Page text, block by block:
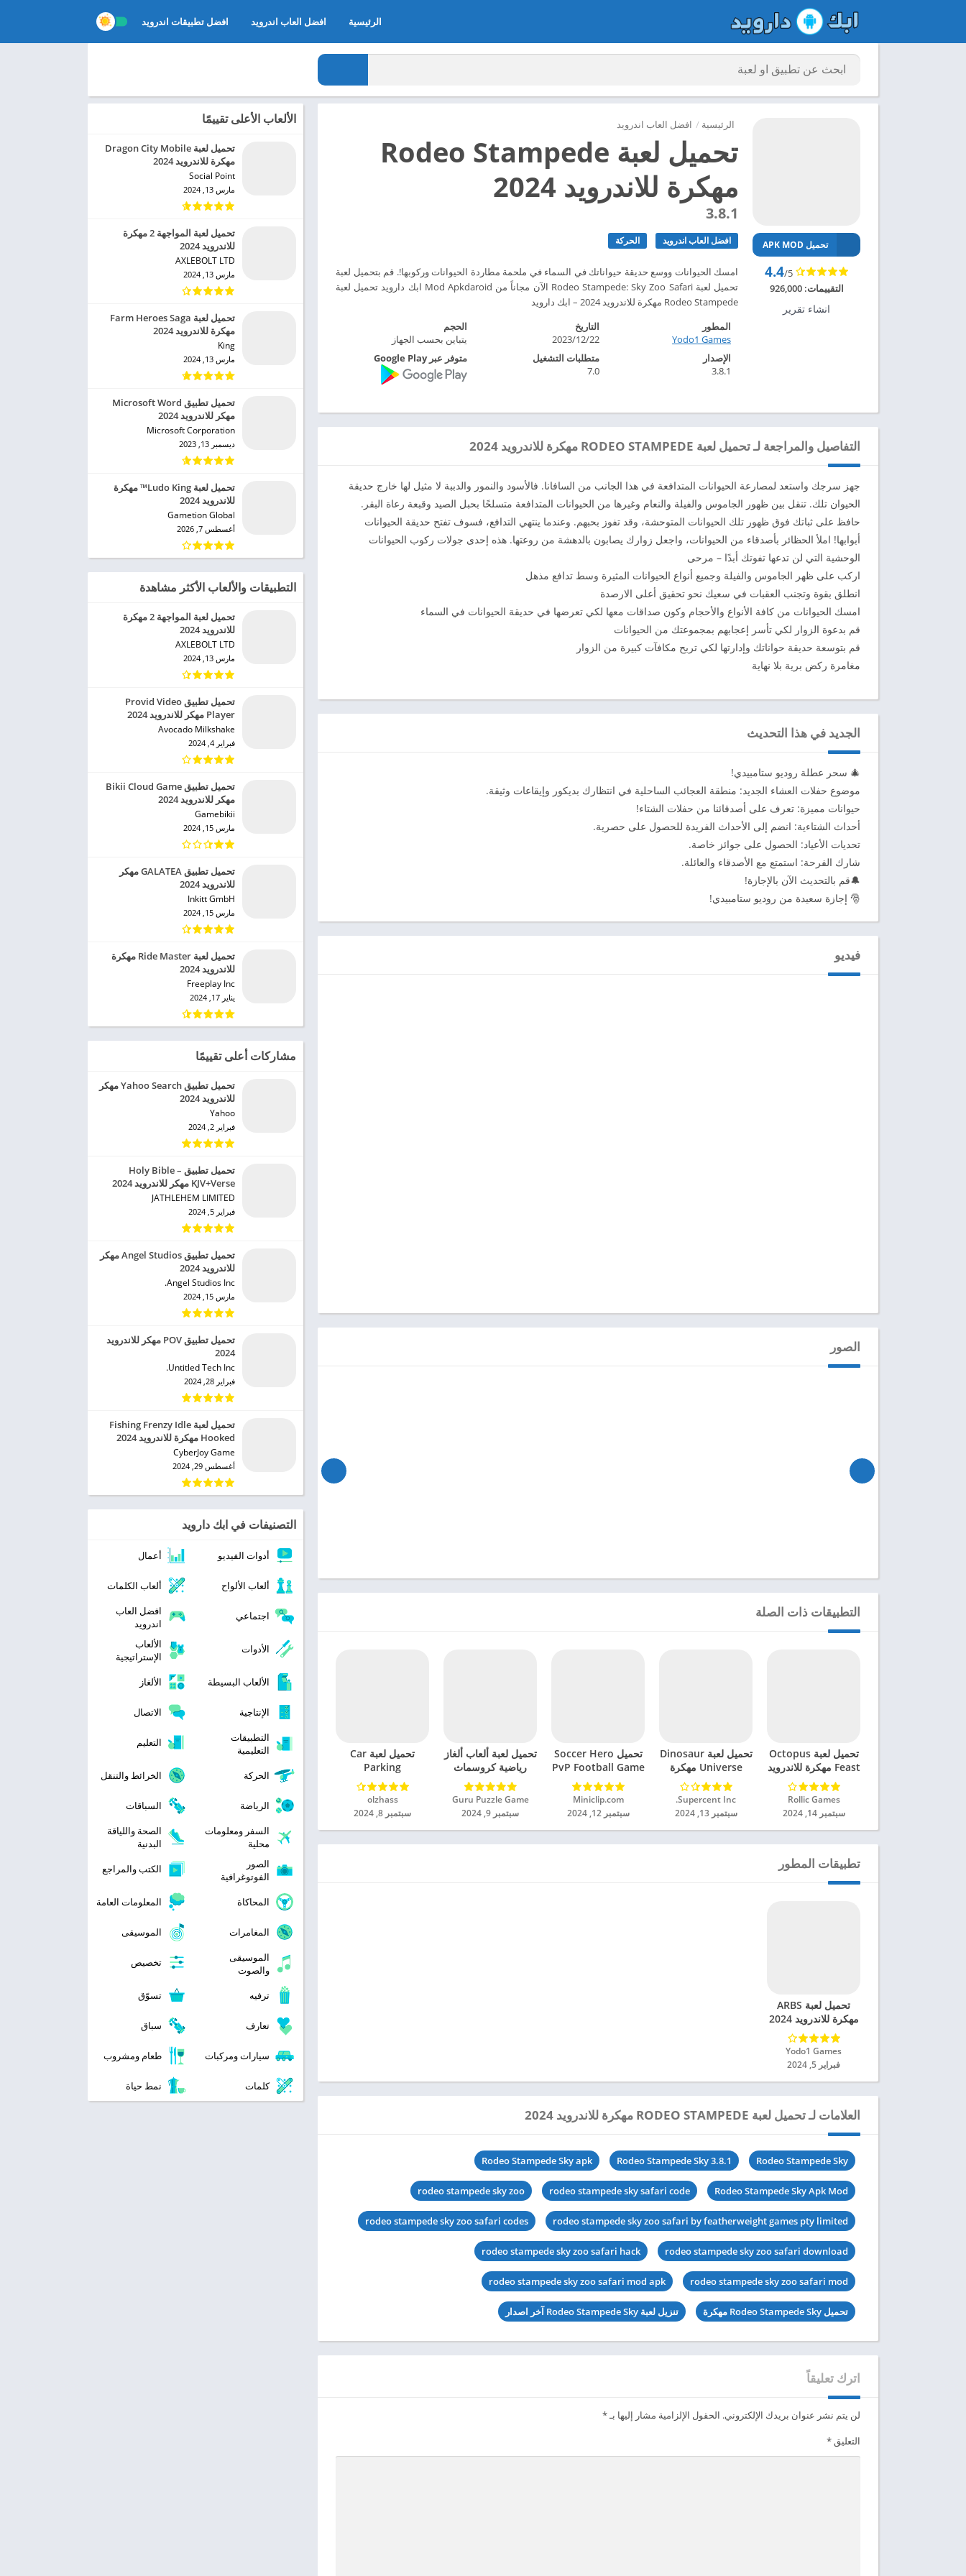
الرئيسية افضل العاب اندرويد افضل تطبيقات اندرويد
الرئيسية / افضل العاب اندرويد
تحميل لعبة Rodeo Stampede
مهكرة للاندرويد 2024
3.8.1
افضل العاب اندرويد الحركة
امسك الحيوانات ووسع حديقة حيواناتك في السماء في ملحمة مطاردة الحيوانات وركوبها!. قم بتحميل لعبة
تحميل لعبة Rodeo Stampede: Sky Zoo Safari الآن مجاناً من Mod Apkdaroid ابك دارويد تحميل لعبة
Rodeo Stampede مهكرة للاندرويد 2024 – ابك دارويد
تحميل APK MOD
4.4/5
التقييمات:926,000
انشاء تقرير
المطور
Yodo1 Games‏
التاريخ
2023/12/22
الحجم
يتباين بحسب الجهاز
الإصدار
3.8.1
متطلبات التشغيل
7.0
متوفر عبر Google Play
التفاصيل والمراجعة لـ تحميل لعبة RODEO STAMPEDE مهكرة للاندرويد 2024
جهز سرجك واستعد لمصارعة الحيوانات المتدافعة في هذا الجانب من السافانا. فالأسود والنمور والدببة لا مثيل لها خارج حديقة
الحيوان تلك. تنقل بين ظهور الجاموس والفيلة والنعام وغيرها من الحيوانات المتدافعة متسلحًا بحبل الصيد وقبعة رعاة البقر.
حافظ على ثباتك فوق ظهور تلك الحيوانات المتوحشة، وقد تفوز بحبهم. وعندما ينتهي التدافع، فسوف تفتح حديقة الحيوانات
أبوابها! املأ الحظائر بأصدقاء من الحيوانات، واجعل زوارك يصابون بالدهشة من روعتها. هذه إحدى جولات ركوب الحيوانات
الوحشية التي لن تدعها تفوتك أبدًا – مرحى
اركب على ظهر الجاموس والفيلة وجميع أنواع الحيوانات المثيرة وسط تدافع مذهل
انطلق بقوة وتجنب العقبات في سعيك نحو تحقيق أعلى الارصدة
امسك الحيوانات من كافة الأنواع والأحجام وكون صداقات معها لكي تعرضها في حديقة الحيوانات في السماء
قم بدعوة الزوار لكي تأسر إعجابهم بمجموعتك من الحيوانات
قم بتوسعة حديقة حواناتك وإدارتها لكي تربح مكافآت كبيرة من الزوار
مغامرة ركض برية بلا نهاية
الجديد في هذا التحديث
🎄 سحر عطلة روديو ستامبيدي!
موضوع حفلات العشاء الجديد: منطقة العجائب الساحلية في انتظارك بديكور وإيقاعات وثيقة.
حيوانات مميزة: تعرف على أصدقائنا من حفلات الشتاء!
أحداث الشتاءية: انضم إلى الأحداث الفريدة للحصول على حصرية.
تحديات الأعياد: الحصول على جوائز خاصة.
شارك الفرحة: استمتع مع الأصدقاء والعائلة.
🔔قم بالتحديث الآن بالإجازة!
🎅 إجازة سعيدة من روديو ستامبيدي!
فيديو
الصور
التطبيقات ذات الصلة
تحميل لعبة Octopus
Feast مهكرة للاندرويد
2024
Rollic Games‏
سبتمبر 14, 2024
تحميل لعبة Dinosaur
Universe مهكرة
للاندرويد 2024
Supercent Inc.‏
سبتمبر 13, 2024
تحميل Soccer Hero
PvP Football Game
مهكرة للاندرويد 2024
Miniclip.com‏
سبتمبر 12, 2024
تحميل لعبة ألعاب ألغاز
رياضية كروسماث
مهكرة للاندرويد 2024
Guru Puzzle Game‏
سبتمبر 9, 2024
تحميل لعبة Car
Parking
Multiplayer 2
مهكرة للاندرويد 2024
olzhass‏
سبتمبر 8, 2024
تطبيقات المطور
تحميل لعبة ARBS
مهكرة للاندرويد 2024
Yodo1 Games‏
فبراير 5, 2024
العلامات لـ تحميل لعبة RODEO STAMPEDE مهكرة للاندرويد 2024
Rodeo Stampede Sky
Rodeo Stampede Sky 3.8.1
Rodeo Stampede Sky apk
Rodeo Stampede Sky Apk Mod
rodeo stampede sky safari code
rodeo stampede sky zoo
rodeo stampede sky zoo safari by featherweight games pty limited
rodeo stampede sky zoo safari codes
rodeo stampede sky zoo safari download
rodeo stampede sky zoo safari hack
rodeo stampede sky zoo safari mod
rodeo stampede sky zoo safari mod apk
تحميل Rodeo Stampede Sky مهكرة تنزيل لعبة Rodeo Stampede Sky آخر اصدار
اترك تعليقاً
لن يتم نشر عنوان بريدك الإلكتروني. الحقول الإلزامية مشار إليها بـ*
التعليق*
الألعاب الأعلى تقييمًا
تحميل لعبة Dragon City Mobile
مهكرة للاندرويد 2024
Social Point‏
مارس 13, 2024
تحميل لعبة المواجهة 2 مهكرة
للاندرويد 2024
AXLEBOLT LTD‏
مارس 13, 2024
تحميل لعبة Farm Heroes Saga
مهكرة للاندرويد 2024
King‏
مارس 13, 2024
تحميل تطبيق Microsoft Word
مهكر للاندرويد 2024
Microsoft Corporation‏
ديسمبر 13, 2023
تحميل لعبة Ludo King™ مهكرة
للاندرويد 2024
Gametion Global‏
أغسطس 7, 2026
التطبيقات والألعاب الأكثر مشاهدة
تحميل لعبة المواجهة 2 مهكرة
للاندرويد 2024
AXLEBOLT LTD‏
مارس 13, 2024
تحميل تطبيق Provid Video
Player مهكر للاندرويد 2024
Avocado Milkshake‏
فبراير 4, 2024
تحميل تطبيق Bikii Cloud Game
مهكر للاندرويد 2024
Gamebikii‏
مارس 15, 2024
تحميل تطبيق GALATEA مهكر
للاندرويد 2024
Inkitt GmbH‏
مارس 15, 2024
تحميل لعبة Ride Master مهكرة
للاندرويد 2024
Freeplay Inc‏
يناير 17, 2024
مشاركات أعلى تقييمًا
تحميل تطبيق Yahoo Search مهكر
للاندرويد 2024
Yahoo‏
فبراير 2, 2024
تحميل تطبيق Holy Bible –
KJV+Verse مهكر للاندرويد 2024
JATHLEHEM LIMITED‏
فبراير 5, 2024
تحميل تطبيق Angel Studios مهكر
للاندرويد 2024
Angel Studios Inc.‏
مارس 15, 2024
تحميل تطبيق POV مهكر للاندرويد
2024
Untitled Tech Inc.‏
فبراير 28, 2024
تحميل لعبة Fishing Frenzy Idle
Hooked مهكرة للاندرويد 2024
CyberJoy Game‏
أغسطس 29, 2024
التصنيفات في ابك دارويد
أدوات الفيديو أعمال
ألعاب الألواح ألعاب الكلمات
اجتماعي
افضل العاب
اندرويد
الأدوات
الألعاب
الإستراتيجية
الألعاب البسيطة
الألغاز
الإنتاجية
الاتصال
التطبيقات
التعليمية
التعليم
الحركة الخرائط والتنقل
الرياضة
السباقات
السفر ومعلومات
محلية
الصحة واللياقة
البدنية
الصور
الفوتوغرافية
الكتب والمراجع
المحاكاة المعلومات العامة
المغامرات
الموسيقى
الموسيقى
والصوت
تخصيص
ترفيه تسوّق
تعارف سباق
سيارات ومركبات طعام ومشروب
كلمات نمط حياة